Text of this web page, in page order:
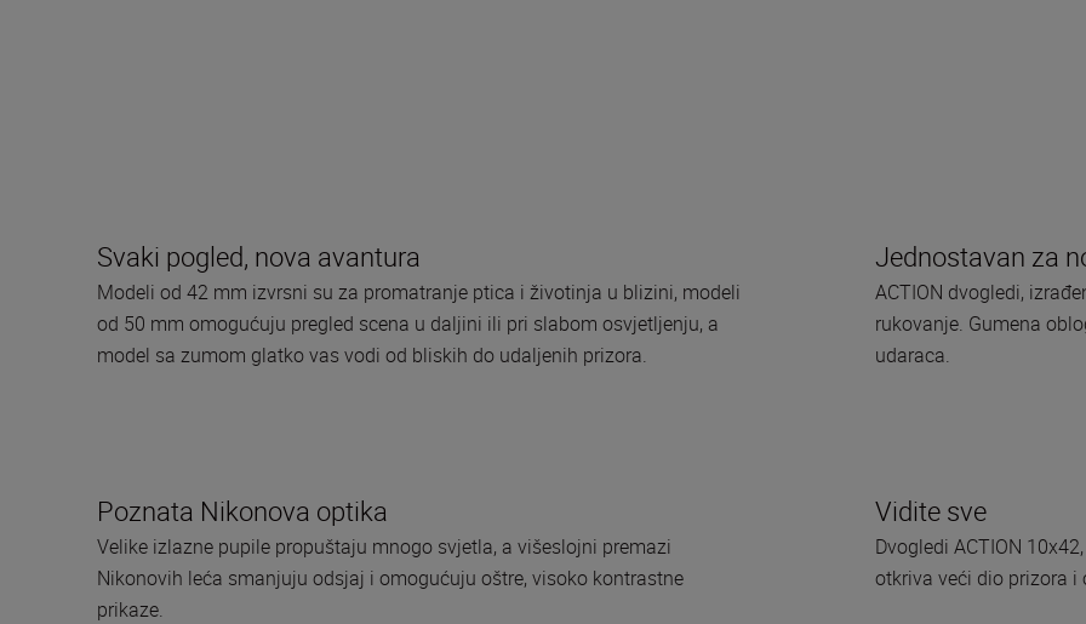
Svaki pogled, nova avantura
Modeli od 42 mm izvrsni su za promatranje ptica i životinja u blizini, modeli
od 50 mm omogućuju pregled scena u daljini ili pri slabom osvjetljenju, a
model sa zumom glatko vas vodi od bliskih do udaljenih prizora.
Jednostavan za
ACTION dvogledi,
rukovanje. Gumena
udaraca.
Poznata Nikonova optika
Velike izlazne pupile propuštaju mnogo svjetla, a višeslojni premazi
Nikonovih leća smanjuju odsjaj i omogućuju oštre, visoko kontrastne
prikaze.
Vidite sve
Dvogledi ACTION
otkriva veći dio prizora